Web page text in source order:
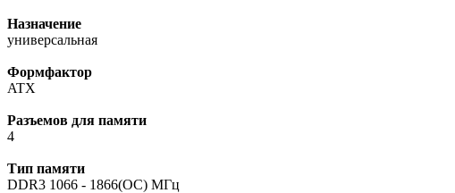
Назначение
универсальная
Формфактор
ATX
Разъемов для памяти
4
Тип памяти
DDR3 1066 - 1866(OC) МГц